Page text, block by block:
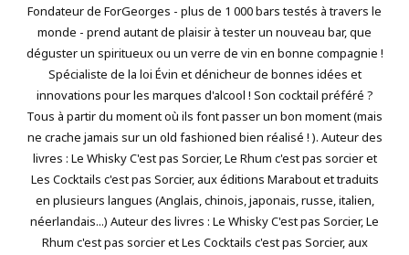
Fondateur de ForGeorges - plus de 1 000 bars testés à travers le
monde - prend autant de plaisir à tester un nouveau bar, que
déguster un spiritueux ou un verre de vin en bonne compagnie !
Spécialiste de la loi Évin et dénicheur de bonnes idées et
innovations pour les marques d'alcool ! Son cocktail préféré ?
Tous à partir du moment où ils font passer un bon moment (mais
ne crache jamais sur un old fashioned bien réalisé ! ). Auteur des
livres : Le Whisky C'est pas Sorcier, Le Rhum c'est pas sorcier et
Les Cocktails c'est pas Sorcier, aux éditions Marabout et traduits
en plusieurs langues (Anglais, chinois, japonais, russe, italien,
néerlandais...) Auteur des livres : Le Whisky C'est pas Sorcier, Le
Rhum c'est pas sorcier et Les Cocktails c'est pas Sorcier, aux